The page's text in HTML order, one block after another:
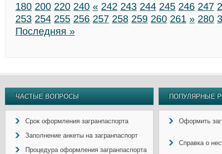
180 200 220 240 « 242 243 244 245 246 247
253 254 255 256 257 258 259 260 261 » 280
Последняя »
ЧАСТЫЕ ВОПРОСЫ
Срок оформления загранпаспорта
Заполнение анкеты на загранпаспорт
Процедура оформления загранпаспорта
ПОПУЛЯРНЫЕ
Оформить
Справка о